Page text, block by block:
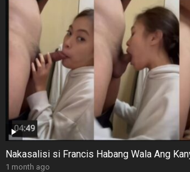
Nakasalisi si Francis Habang Wala Ang
1 month ago